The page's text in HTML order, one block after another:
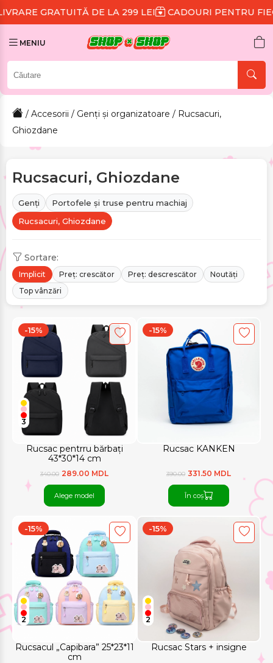
DE LA 299 LEI CADOURI PENTRU FIECARE COMANDĂ
MENIU
/ Accesorii / Genți și organizatoare / Rucsacuri,
Ghiozdane
Rucsacuri, Ghiozdane
Genți
Portofele și truse pentru machiaj
Rucsacuri, Ghiozdane
Sortare:
Implicit Preț: crescător Preț: descrescător
Noutăți
Top vânzări
Rucsac pentrru bărbați
43*30*14 cm
-15%
3
340.00 289.00 MDL
Alege model
Rucsac KANKEN
-15%
390.00 331.50 MDL
În coș
Rucsacul „Capibara” 25*23*11
cm
-15%
2
Rucsac Stars + insigne
-15%
2